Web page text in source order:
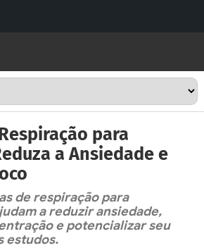
para
a Ansiedade e
de respiração para
a reduzir ansiedade,
e potencializar seu
estudos.